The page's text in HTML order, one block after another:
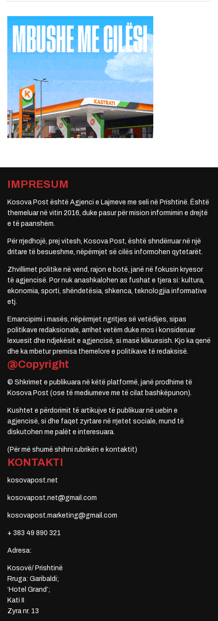
IMPRESUM
Kosova Post është Agjenci e Lajmeve me seli në Prishtinë. Është
themeluar në vitin 2016, duke pasur për mision informimin e drejtë
e të paanshëm.
Për rrjedhojë, prej vitesh, Kosova Post, është shndërruar në një
dritare të besueshme, nëpërmjet së cilës informohen qytetarët.
Zhvillimet politike në vend, rajon e botë, janë në fokusin kryesor
të agjencisë. Por nuk anashkalohen as fushat e tjera si: kultura,
ekonomia, sporti, shëndetësia, shkenca, teknologjia informative
etj.
Emancipimi i masës, nëpërmjet ngritjes së vetëdijes, sipas
politikave redaksionale, arrihet vetëm duke mos i konsideruar
lexuesit dhe ndjekësit e agjencisë, si masë klikuesish. Kjo ka qenë
dhe ka mbetur premisa themelore e politikave të redaksisë.
@Copyright
© Shkrimet e publikuara në këtë platformë, janë prodhime të
Kosova Post (ose të mediumeve me të cilat bashkëpunon).
Kushtet e përdorimit të artikujve të publikuar në uebin e
agjencisë, si dhe faqet zyrtare në rrjetet sociale, mund të
diskutohen me palët e interesuara.
(Për më shumë shihni rubrikën e kontaktit)
KONTAKTI
kosovapost.net
kosovapost.net@gmail.com
kosovapost.marketing@gmail.com
+ 383 49 890 321
Adresa:
Kosovë/ Prishtinë
Rruga: Garibaldi;
‘Hotel Grand’;
Kati II
Zyra nr. 13